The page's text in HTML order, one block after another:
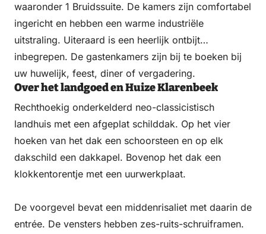
waaronder 1 Bruidssuite. De kamers zijn comfortabel
ingericht en hebben een warme industriële
uitstraling. Uiteraard is een heerlijk ontbijt
inbegrepen. De gastenkamers zijn bij te boeken bij
uw huwelijk, feest, diner of vergadering.
Over het landgoed en Huize Klarenbeek
Rechthoekig onderkelderd neo-classicistisch
landhuis met een afgeplat schilddak. Op het vier
hoeken van het dak een schoorsteen en op elk
dakschild een dakkapel. Bovenop het dak een
klokkentorentje met een uurwerkplaat.
De voorgevel bevat een middenrisaliet met daarin de
entrée. De vensters hebben zes-ruits-schruiframen.